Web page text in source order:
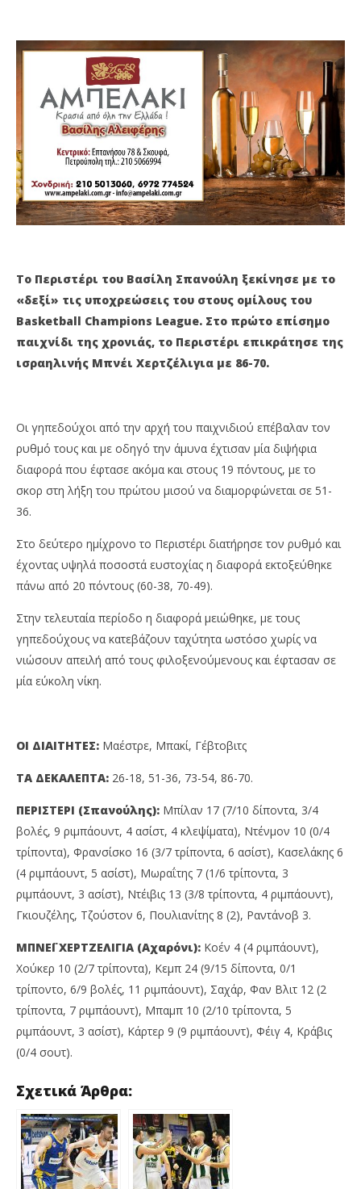
ΔΙΑΒΑΖΕΤΕ ΤΩΡΑ
ΚΑΕ ΠΕΡΙΣΤΕΡΙ: ΝΙΚΗΦΟΡΟ ΝΤΕΜΠΟΥΤΟ ΜΕ
ΣΠΑΝΟΥΛΗ ΣΤΟ BCL
Maxitis
Petroupolis
5
Το Περιστέρι του Βασίλη Σπανούλη ξεκίνησε με το
«δεξί» τις υποχρεώσεις του στους ομίλους του
Basketball Champions League. Στο πρώτο επίσημο
παιχνίδι της χρονιάς, το Περιστέρι επικράτησε της
ισραηλινής Μπνέι Χερτζέλιγια με 86-70.
Οι γηπεδούχοι από την αρχή του παιχνιδιού επέβαλαν τον
ρυθμό τους και με οδηγό την άμυνα έχτισαν μία διψήφια
διαφορά που έφτασε ακόμα και στους 19 πόντους, με το
σκορ στη λήξη του πρώτου μισού να διαμορφώνεται σε 51-
36.
Στο δεύτερο ημίχρονο το Περιστέρι διατήρησε τον ρυθμό και
έχοντας υψηλά ποσοστά ευστοχίας η διαφορά εκτοξεύθηκε
πάνω από 20 πόντους (60-38, 70-49).
Στην τελευταία περίοδο η διαφορά μειώθηκε, με τους
γηπεδούχους να κατεβάζουν ταχύτητα ωστόσο χωρίς να
νιώσουν απειλή από τους φιλοξενούμενους και έφτασαν σε
μία εύκολη νίκη.
ΟΙ ΔΙΑΙΤΗΤΕΣ: Μαέστρε, Μπακί, Γέβτοβιτς
ΤΑ ΔΕΚΑΛΕΠΤΑ: 26-18, 51-36, 73-54, 86-70.
ΠΕΡΙΣΤΕΡΙ (Σπανούλης): Μπίλαν 17 (7/10 δίποντα, 3/4
βολές, 9 ριμπάουντ, 4 ασίστ, 4 κλεψίματα), Ντένμον 10 (0/4
τρίποντα), Φρανσίσκο 16 (3/7 τρίποντα, 6 ασίστ), Κασελάκης 6
(4 ριμπάουντ, 5 ασίστ), Μωραΐτης 7 (1/6 τρίποντα, 3
ριμπάουντ, 3 ασίστ), Ντέιβις 13 (3/8 τρίποντα, 4 ριμπάουντ),
Γκιουζέλης, Τζούστον 6, Πουλιανίτης 8 (2), Ραντάνοβ 3.
ΜΠΝΕΪ ΧΕΡΤΖΕΛΙΓΙΑ (Αχαρόνι): Κοέν 4 (4 ριμπάουντ),
Χούκερ 10 (2/7 τρίποντα), Κεμπ 24 (9/15 δίποντα, 0/1
τρίποντο, 6/9 βολές, 11 ριμπάουντ), Σαχάρ, Φαν Βλιτ 12 (2
τρίποντα, 7 ριμπάουντ), Μπαμπ 10 (2/10 τρίποντα, 5
ριμπάουντ, 3 ασίστ), Κάρτερ 9 (9 ριμπάουντ), Φέιγ 4, Κράβις
(0/4 σουτ).
Σχετικά Άρθρα: